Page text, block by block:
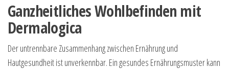
Ganzheitliches Wohlbefinden mit
Dermalogica
Der untrennbare Zusammenhang zwischen Ernährung und
Hautgesundheit ist unverkennbar. Ein gesundes Ernährungsmuster kann